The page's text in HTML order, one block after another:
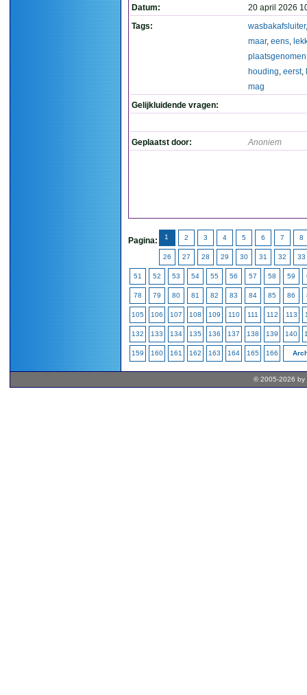
Datum:
20 april 2026
Tags:
wasbakafsluiter
maar, eens,
plaatsgenomen
houding, eerst,
mag
Gelijkluidende vragen:
Geplaatst door: Anoniem
Pagina: 1 2 3 4 5 6 7 8
26 27 28 29 30 31 32 33
51 52 53 54 55 56 57 58 59
78 79 80 81 82 83 84 85 86
105 106 107 108 109 110 111 112 113
132 133 134 135 136 137 138 139 140
159 160 161 162 163 164 165 166
© 2005-2026 by